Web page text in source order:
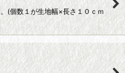
(個数１が生地幅×長さ１０ｃｍ